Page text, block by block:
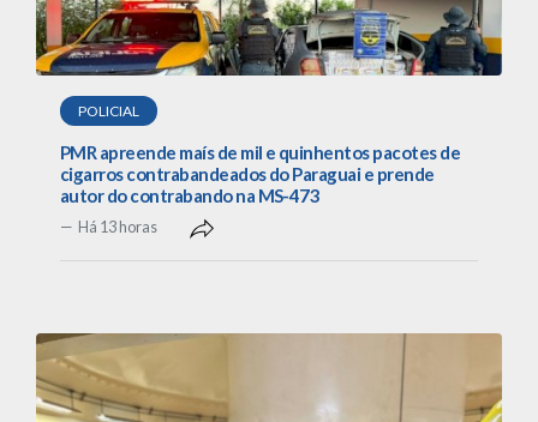
POLICIAL
PMR apreende maís de mil e quinhentos pacotes de
cigarros contrabandeados do Paraguai e prende
autor do contrabando na MS-473
Há 13 horas